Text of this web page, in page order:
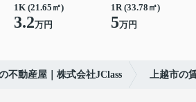
1K (21.65㎡)
3.2万円
1R (33.78㎡)
5万円
不動産屋｜株式会社JClass 上越市の